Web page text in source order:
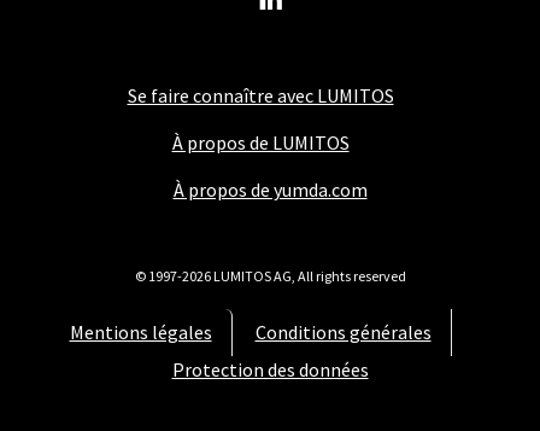
Se faire connaître avec LUMITOS
À propos de LUMITOS
À propos de yumda.com
Mentions légales
Conditions générales
Protection des données
© 1997-2026 LUMITOS AG, All rights reserved